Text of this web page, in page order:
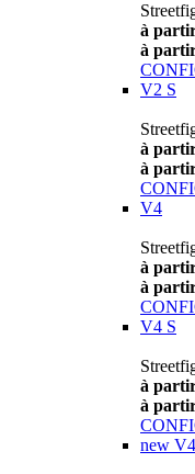
à
à
V2 S
à
à
V4
à
à
V4 S
à
à
new